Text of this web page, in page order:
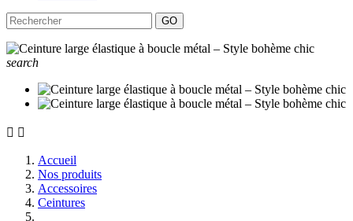
GO
search
 
Accueil
Nos produits
Accessoires
Ceintures